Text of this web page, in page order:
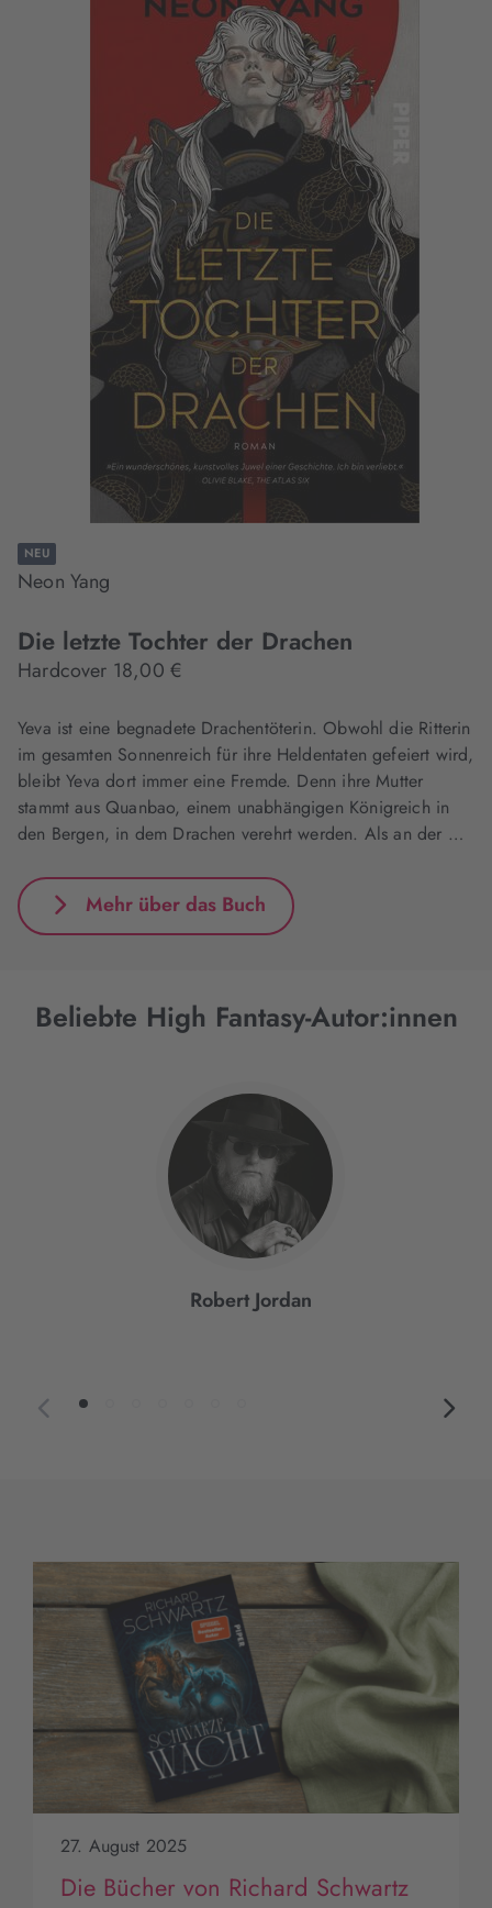
NEU
Neon Yang
Die letzte Tochter der Drachen
Hardcover 18,00 €
Yeva ist eine begnadete Drachentöterin. Obwohl die Ritterin
im gesamten Sonnenreich für ihre Heldentaten gefeiert wird,
bleibt Yeva dort immer eine Fremde. Denn ihre Mutter
stammt aus Quanbao, einem unabhängigen Königreich in
den Bergen, in dem Drachen verehrt werden. Als an der …
Mehr über das Buch
Beliebte High Fantasy-Autor:innen
Robert Jordan
27. August 2025
Die Bücher von Richard Schwartz